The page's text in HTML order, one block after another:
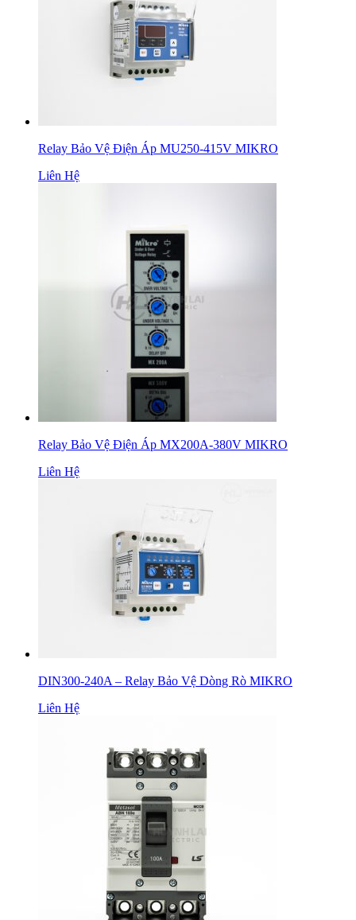
Relay Bảo Vệ Điện Áp MU250-415V MIKRO
Liên Hệ
Relay Bảo Vệ Điện Áp MX200A-380V MIKRO
Liên Hệ
DIN300-240A – Relay Bảo Vệ Dòng Rò MIKRO
Liên Hệ